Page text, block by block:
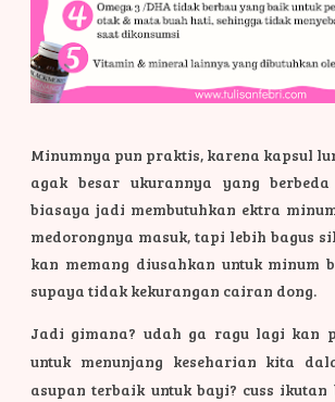
Minumnya pun praktis, karena kapsul
agak besar ukurannya yang
biasaya jadi membutuhkan ektra
medorongnya masuk, tapi lebih bagus
kan memang diusahkan untuk minum
supaya tidak kekurangan cairan dong.
Jadi gimana? udah ga ragu lagi kan
untuk menunjang keseharian kita
asupan terbaik untuk bayi? cuss